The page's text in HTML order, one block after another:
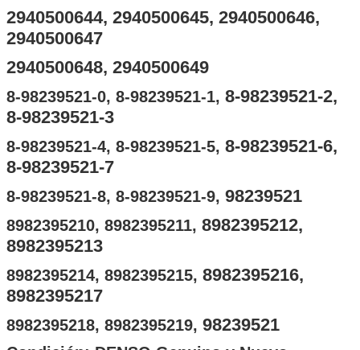
2940500644, 2940500645, 2940500646,
2940500647
2940500648, 2940500649
8-98239521-0, 8-98239521-1, 8-98239521-2,
8-98239521-3
8-98239521-4, 8-98239521-5, 8-98239521-6,
8-98239521-7
8-98239521-8, 8-98239521-9, 98239521
8982395210, 8982395211, 8982395212,
8982395213
8982395214, 8982395215, 8982395216,
8982395217
8982395218, 8982395219, 98239521